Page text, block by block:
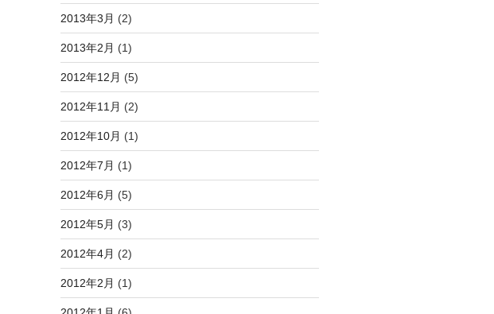
2013年3月 (2)
2013年2月 (1)
2012年12月 (5)
2012年11月 (2)
2012年10月 (1)
2012年7月 (1)
2012年6月 (5)
2012年5月 (3)
2012年4月 (2)
2012年2月 (1)